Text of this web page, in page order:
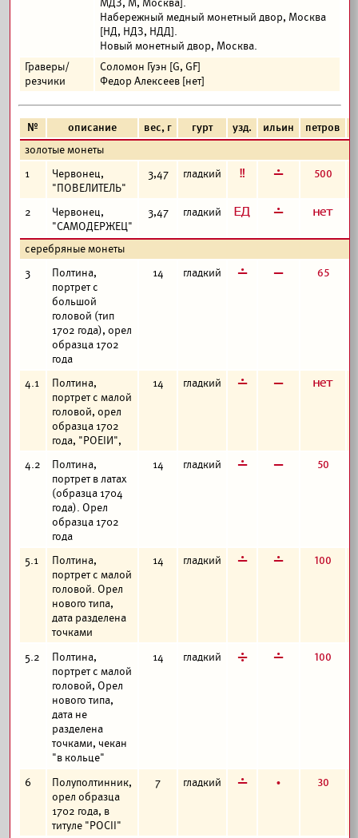
МДЗ, М, Москва].
Набережный медный монетный двор, Москва
[НД, НДЗ, НДД].
Новый монетный двор, Москва.
Граверы/
резчики
Соломон Гуэн [G, GF]
Федор Алексеев [нет]
№ описание вес, г гурт узд. ильин петров
золотые монеты
1
Червонец,
"ПОВЕЛИТЕЛЬ"
3,47 гладкий е г 500
2
Червонец,
"САМОДЕРЖЕЦ"
3,47 гладкий з г а
серебряные монеты
3
Полтина,
портрет с
большой
головой (тип
1702 года), орел
образца 1702
года
14 гладкий г в 65
4.1
Полтина,
портрет с малой
головой, орел
образца 1702
года, "РОЕIИ",
14 гладкий г в а
4.2
Полтина,
портрет в латах
(образца 1704
года). Орел
образца 1702
года
14 гладкий г в 50
5.1
Полтина,
портрет с малой
головой. Орел
нового типа,
дата разделена
точками
14 гладкий г г 100
5.2
Полтина,
портрет с малой
головой, Орел
нового типа,
дата не
разделена
точками, чекан
"в кольце"
14 гладкий д г 100
6
Полуполтинник,
орел образца
1702 года, в
титуле "РОСII"
7 гладкий г б 30